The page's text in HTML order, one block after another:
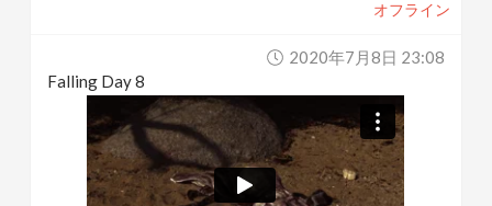
オフライン
2020年7月8日 23:08
Falling Day 8